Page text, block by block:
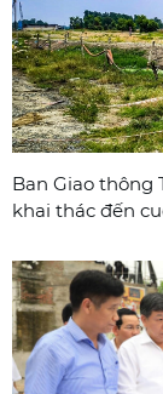
Ban Giao thông
khai thác đến